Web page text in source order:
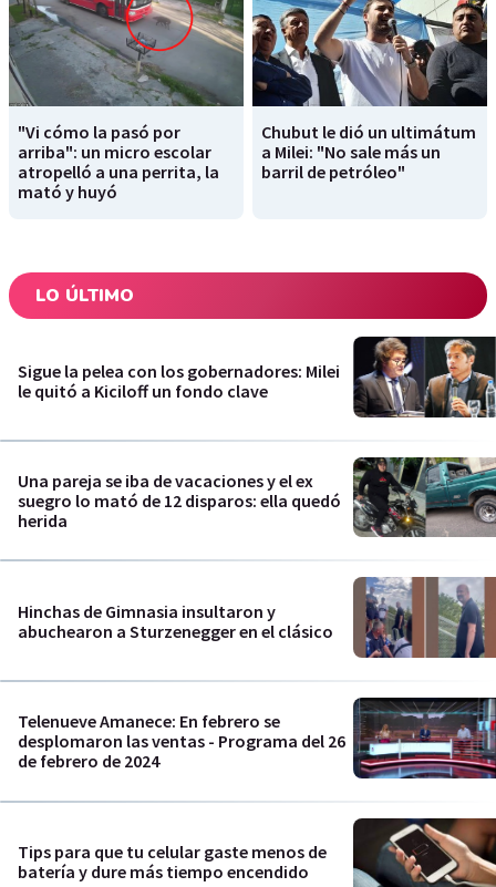
"Vi cómo la pasó por
arriba": un micro escolar
atropelló a una perrita, la
mató y huyó
Chubut le dió un ultimátum
a Milei: "No sale más un
barril de petróleo"
LO ÚLTIMO
Sigue la pelea con los gobernadores: Milei
le quitó a Kiciloff un fondo clave
Una pareja se iba de vacaciones y el ex
suegro lo mató de 12 disparos: ella quedó
herida
Hinchas de Gimnasia insultaron y
abuchearon a Sturzenegger en el clásico
Telenueve Amanece: En febrero se
desplomaron las ventas - Programa del 26
de febrero de 2024
Tips para que tu celular gaste menos de
batería y dure más tiempo encendido